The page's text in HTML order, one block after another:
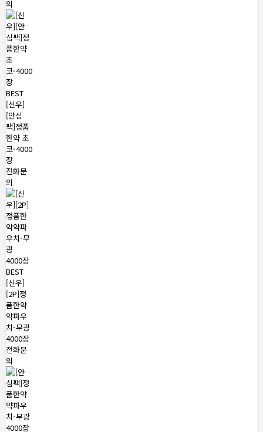
의
BEST
[신우]
[안심
팩]정품
한약 초
코-4000
장
전화문
의
BEST
[신우]
[2P]정
품한약
약파우
치-무광
4000장
전화문
의